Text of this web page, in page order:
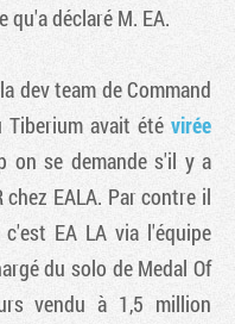
qu'a déclaré M. EA.
dev team deCommand
Tiberium avait étévirée
on se demande s'il y a
EALA. Par contre il
EA LA via l'équipe
du solo de Medal Of
vendu à 1,5 million